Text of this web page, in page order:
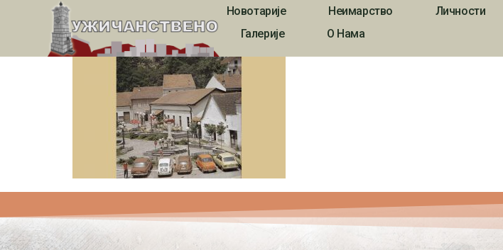
Новотарије Неимарство Личности
Галерије
О Нама
2317